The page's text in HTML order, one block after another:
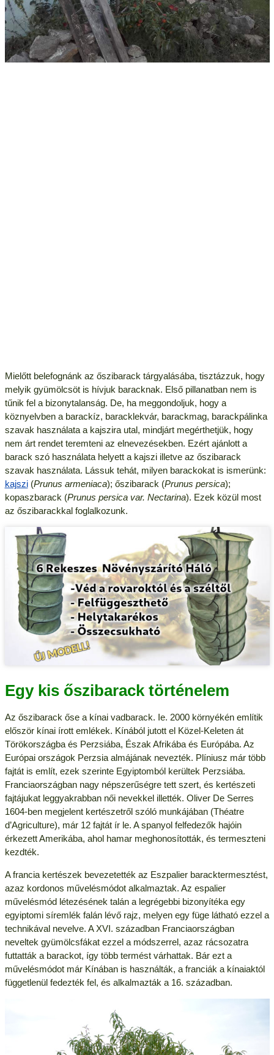
Mielőtt belefognánk az őszibarack tárgyalásába, tisztázzuk, hogy
melyik gyümölcsöt is hívjuk baracknak. Első pillanatban nem is
tűnik fel a bizonytalanság. De, ha meggondoljuk, hogy a
köznyelvben a barackíz, baracklekvár, barackmag, barackpálinka
szavak használata a kajszira utal, mindjárt megérthetjük, hogy
nem árt rendet teremteni az elnevezésekben. Ezért ajánlott a
barack szó használata helyett a kajszi illetve az őszibarack
szavak használata. Lássuk tehát, milyen barackokat is ismerünk:
kajszi(Prunus armeniaca); őszibarack (Prunus persica);
kopaszbarack (Prunus persica var. Nectarina). Ezek közül most
az őszibarackkal foglalkozunk.
Egy kis őszibarack történelem
Az őszibarack őse a kínai vadbarack. Ie. 2000 környékén említik
először kínai írott emlékek. Kínából jutott el Közel-Keleten át
Törökországba és Perzsiába, Észak Afrikába és Európába. Az
Európai országok Perzsia almájának nevezték. Plíniusz már több
fajtát is említ, ezek szerinte Egyiptomból kerültek Perzsiába.
Franciaországban nagy népszerűségre tett szert, és kertészeti
fajtájukat leggyakrabban női nevekkel illették. Oliver De Serres
1604-ben megjelent kertészetről szóló munkájában (Théatre
d’Agriculture), már 12 fajtát ír le. A spanyol felfedezők hajóin
érkezett Amerikába, ahol hamar meghonosították, és termeszteni
kezdték.
A francia kertészek bevezetették az Eszpalier baracktermesztést,
azaz kordonos művelésmódot alkalmaztak. Az espalier
művelésmód létezésének talán a legrégebbi bizonyítéka egy
egyiptomi síremlék falán lévő rajz, melyen egy füge látható ezzel a
technikával nevelve. A XVI. században Franciaországban
neveltek gyümölcsfákat ezzel a módszerrel, azaz rácsozatra
futtatták a barackot, így több termést várhattak. Bár ezt a
művelésmódot már Kínában is használták, a franciák a kínaiaktól
függetlenül fedezték fel, és alkalmazták a 16. században.